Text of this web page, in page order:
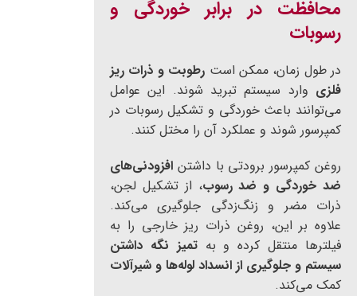
محافظت در برابر خوردگی و
رسوبات
در طول زمان، ممکن است رطوبت و ذرات ریز
فلزی وارد سیستم تبرید شوند. این عوامل
می‌توانند باعث خوردگی و تشکیل رسوبات در
کمپرسور شوند و عملکرد آن را مختل کنند.
روغن کمپرسور برودتی با داشتن افزودنی‌های
ضد خوردگی و ضد رسوب، از تشکیل لجن،
ذرات مضر و زنگ‌زدگی جلوگیری می‌کند.
علاوه بر این، روغن ذرات ریز خارجی را به
فیلترها منتقل کرده و بهتمیز نگه داشتن
سیستم و جلوگیری از انسداد لوله‌ها و شیرآلات
کمک می‌کند.